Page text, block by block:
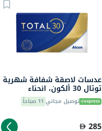
عدسات لاصقة شفافة شهرية
توتال 30 ألكون، انحناء
القاعدة 8.4 - عدد 6 عدساتتوصيل مجاني 11 صباحاً
285